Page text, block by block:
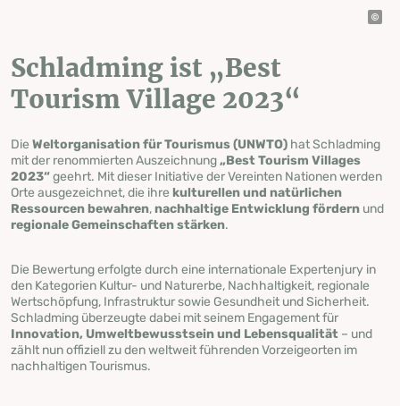
Schladming ist „Best
Tourism Village 2023“
Die Weltorganisation für Tourismus (UNWTO) hat Schladming
mit der renommierten Auszeichnung„Best Tourism Villages
2023“geehrt. Mit dieser Initiative der Vereinten Nationen werden
Orte ausgezeichnet, die ihre kulturellen und natürlichen
Ressourcen bewahren,nachhaltige Entwicklung fördern und
regionale Gemeinschaften stärken.
Die Bewertung erfolgte durch eine internationale Expertenjury in
den Kategorien Kultur- und Naturerbe, Nachhaltigkeit, regionale
Wertschöpfung, Infrastruktur sowie Gesundheit und Sicherheit.
Schladming überzeugte dabei mit seinem Engagement für
Innovation, Umweltbewusstsein und Lebensqualität – und
zählt nun offiziell zu den weltweit führenden Vorzeigeorten im
nachhaltigen Tourismus.